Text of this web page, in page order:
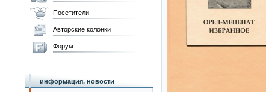
Посетители
Авторские колонки
Форум
информация, новости